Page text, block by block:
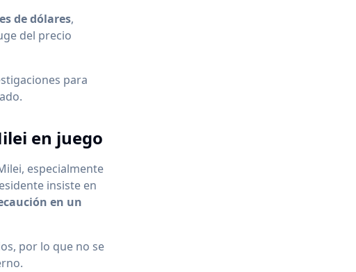
de dólares,
del precio
para
en juego
especialmente
insiste en
en un
por lo que no se